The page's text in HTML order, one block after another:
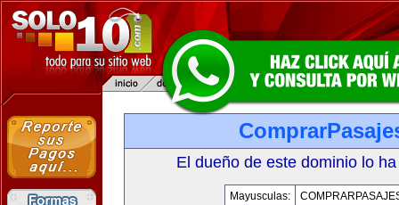
El dueño de este dominio lo
Mayusculas: